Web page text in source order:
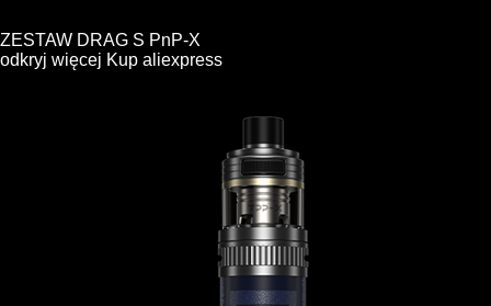
ZESTAW DRAG S PnP-X
odkryj więcej Kup aliexpress